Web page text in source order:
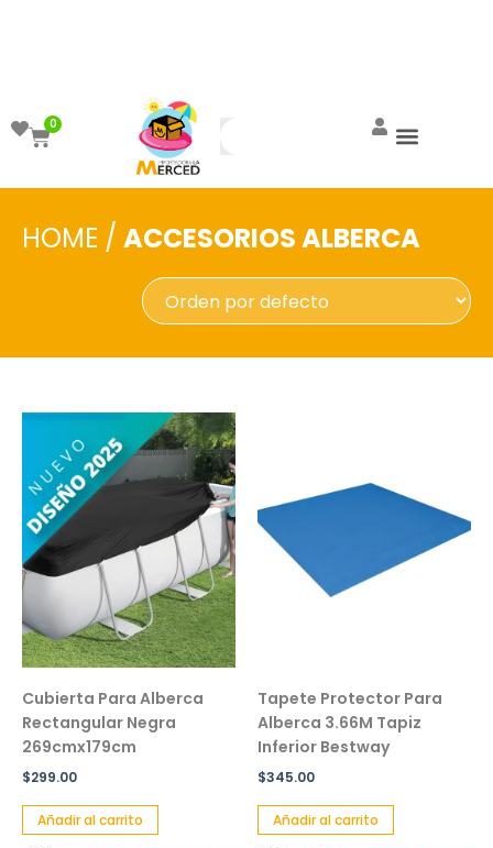
0
HOME / ACCESORIOS ALBERCA
Cubierta Para Alberca
Rectangular Negra
269cmx179cm
$299.00
Añadir al carrito
Tapete Protector Para
Alberca 3.66M Tapiz
Inferior Bestway
$345.00
Añadir al carrito